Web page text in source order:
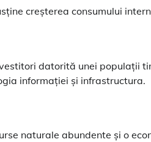
creșterea consumului
datorită unei populații
informației și infrastructura.
naturale abundente și o